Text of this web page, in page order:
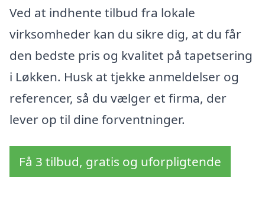
Ved at indhente tilbud fra lokale
virksomheder kan du sikre dig, at du får
den bedste pris og kvalitet på tapetsering
i Løkken. Husk at tjekke anmeldelser og
referencer, så du vælger et firma, der
lever op til dine forventninger.
Få 3 tilbud, gratis og uforpligtende